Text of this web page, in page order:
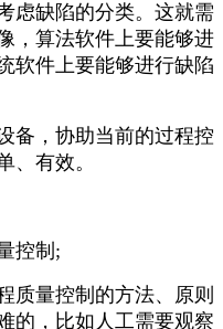
虑缺陷的分类。这就需
，算法软件上要能够进
软件上要能够进行缺陷
，协助当前的过程控
、有效。
控制;
量控制的方法、原则
的，比如人工需要观察